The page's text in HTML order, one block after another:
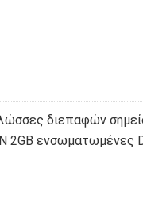
διεπαφών
2GB ενσωματωμένες